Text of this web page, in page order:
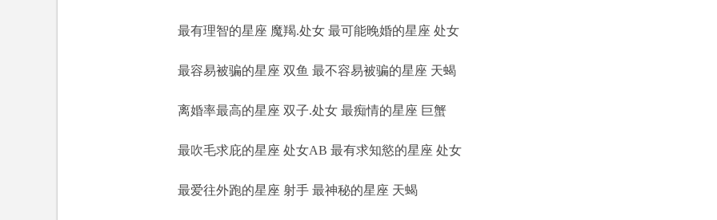
最有理智的星座 魔羯.处女 最可能晚婚的星座 处女
最容易被骗的星座 双鱼 最不容易被骗的星座 天蝎
离婚率最高的星座 双子.处女 最痴情的星座 巨蟹
最吹毛求庇的星座 处女AB 最有求知慾的星座 处女
最爱往外跑的星座 射手 最神秘的星座 天蝎